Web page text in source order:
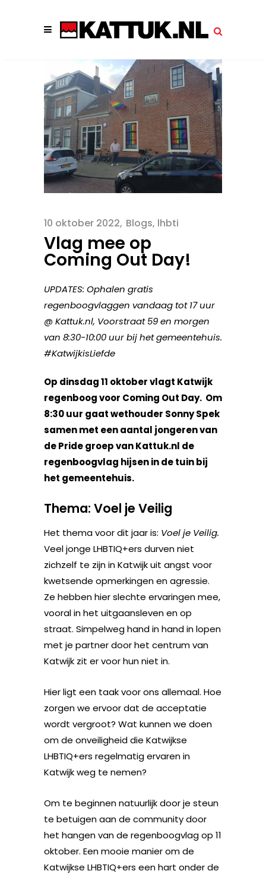
10 oktober 2022 Blogs, lhbti
Vlag mee op
Coming Out Day!
UPDATES: Ophalen gratis
regenboogvlaggen vandaag tot 17 uur
@ Kattuk.nl, Voorstraat 59 en morgen
van 8:30-10:00 uur bij het gemeentehuis.
#KatwijkisLiefde
Op dinsdag 11 oktober vlagt Katwijk
regenboog voor Coming Out Day. Om
8:30 uur gaat wethouder Sonny Spek
samen met een aantal jongeren van
de Pride groep van Kattuk.nl de
regenboogvlag hijsen in de tuin bij
het gemeentehuis.
Thema: Voel je Veilig
Het thema voor dit jaar is: Voel je Veilig.
Veel jonge LHBTIQ+ers durven niet
zichzelf te zijn in Katwijk uit angst voor
kwetsende opmerkingen en agressie.
Ze hebben hier slechte ervaringen mee,
vooral in het uitgaansleven en op
straat. Simpelweg hand in hand in lopen
met je partner door het centrum van
Katwijk zit er voor hun niet in.
Hier ligt een taak voor ons allemaal. Hoe
zorgen we ervoor dat de acceptatie
wordt vergroot? Wat kunnen we doen
om de onveiligheid die Katwijkse
LHBTIQ+ers regelmatig ervaren in
Katwijk weg te nemen?
Om te beginnen natuurlijk door je steun
te betuigen aan de community door
het hangen van de regenboogvlag op 11
oktober. Een mooie manier om de
Katwijkse LHBTIQ+ers een hart onder de